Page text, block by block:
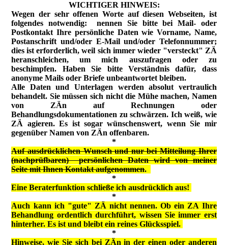
WICHTIGER HINWEIS:
Wegen der sehr offenen Worte auf diesen Webseiten, ist
folgendes notwendig: nennen Sie bitte bei Mail- oder
Postkontakt Ihre persönliche Daten wie Vorname, Name,
Postanschrift und/oder E-Mail und/oder Telefonnummer;
dies ist erforderlich, weil sich immer wieder "versteckt" ZÄ
heranschleichen, um mich auszufragen oder zu
beschimpfen. Haben Sie bitte Verständnis dafür, dass
anonyme Mails oder Briefe unbeantwortet bleiben.
Alle Daten und Unterlagen werden absolut vertraulich
behandelt. Sie müssen sich nicht die Mühe machen, Namen
von ZÄn auf Rechnungen oder
Behandlungsdokumentationen zu schwärzen. Ich weiß, wie
ZÄ agieren. Es ist sogar wünschenswert, wenn Sie mir
gegenüber Namen von ZÄn offenbaren.
*
Auf ausdrücklichen Wunsch und nur bei Mitteilung Ihrer
(nachprüfbaren) persönlichen Daten wird von meiner
Seite mit Ihnen Kontakt aufgenommen.
*
Eine Beraterfunktion schließe ich ausdrücklich aus!
*
Auch kann ich "gute" ZÄ nicht nennen. Ob ein ZA Ihre
Behandlung ordentlich durchführt, wissen Sie immer erst
hinterher. Es ist und bleibt ein reines Glücksspiel.
*
Hinweise, wie Sie sich bei ZÄn in der einen oder anderen